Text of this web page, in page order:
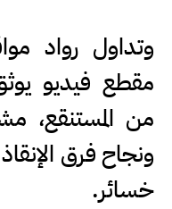
وتداول رواد
مقطع فيديو
من المستنقع،
ونجاح فرق
خسائر.